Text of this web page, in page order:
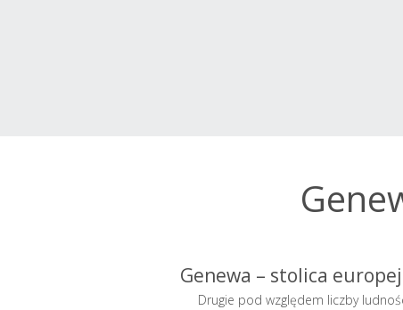
Genewa – stolica
Drugie pod względem liczby